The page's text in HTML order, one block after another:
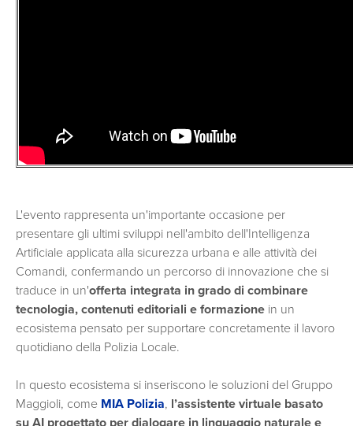
L'evento rappresenta un'importante occasione per
presentare gli ultimi sviluppi nell'ambito dell'Intelligenza
Artificiale applicata alla sicurezza urbana e alle attività dei
Comandi, confermando un percorso di innovazione che si
traduce in un'offerta integrata in grado di combinare
tecnologia, contenuti editoriali e formazione in un
ecosistema pensato per supportare concretamente il lavoro
quotidiano della Polizia Locale.
In questo ecosistema si inseriscono le soluzioni del Gruppo
Maggioli, come MIA Polizia, l’assistente virtuale basato
su AI progettato per dialogare in linguaggio naturale e